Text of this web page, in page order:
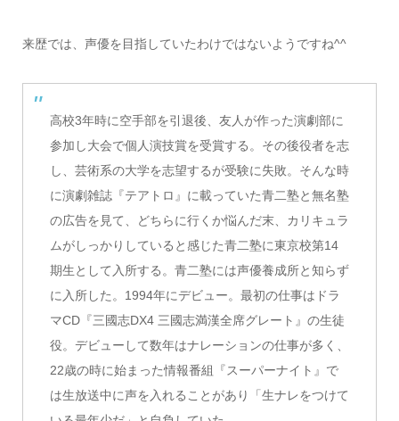
来歴では、声優を目指していたわけではないようですね^^
高校3年時に空手部を引退後、友人が作った演劇部に
参加し大会で個人演技賞を受賞する。その後役者を志
し、芸術系の大学を志望するが受験に失敗。そんな時
に演劇雑誌『テアトロ』に載っていた青二塾と無名塾
の広告を見て、どちらに行くか悩んだ末、カリキュラ
ムがしっかりしていると感じた青二塾に東京校第14
期生として入所する。青二塾には声優養成所と知らず
に入所した。1994年にデビュー。最初の仕事はドラ
マCD『三國志DX4 三國志満漢全席グレート』の生徒
役。デビューして数年はナレーションの仕事が多く、
22歳の時に始まった情報番組『スーパーナイト』で
は生放送中に声を入れることがあり「生ナレをつけて